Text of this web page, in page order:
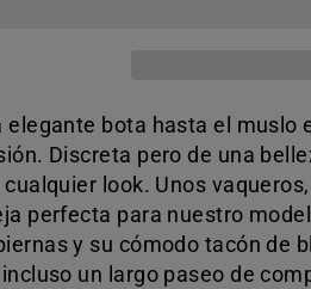
elegante bota hasta el muslo
Discreta pero de una
cualquier look. Unos
perfecta para nuestro
y su cómodo tacón de
un largo paseo de